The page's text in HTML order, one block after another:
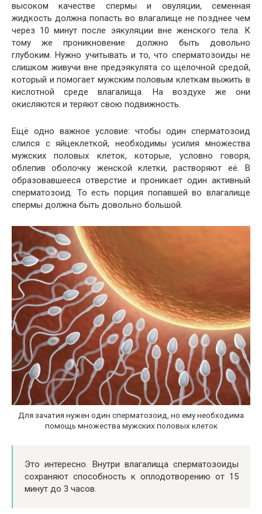
высоком качестве спермы и овуляции, семенная
жидкость должна попасть во влагалище не позднее чем
через 10 минут после эякуляции вне женского тела. К
тому же проникновение должно быть довольно
глубоким. Нужно учитывать и то, что сперматозоиды не
слишком живучи вне предэякулята со щелочной средой,
который и помогает мужским половым клеткам выжить в
кислотной среде влагалища. На воздухе же они
окисляются и теряют свою подвижность.
Ещё одно важное условие: чтобы один сперматозоид
слился с яйцеклеткой, необходимы усилия множества
мужских половых клеток, которые, условно говоря,
облепив оболочку женской клетки, растворяют её. В
образовавшееся отверстие и проникает один активный
сперматозоид. То есть порция попавшей во влагалище
спермы должна быть довольно большой.
Для зачатия нужен один сперматозоид, но ему необходима
помощь множества мужских половых клеток
Это интересно. Внутри влагалища сперматозоиды
сохраняют способность к оплодотворению от 15
минут до 3 часов.